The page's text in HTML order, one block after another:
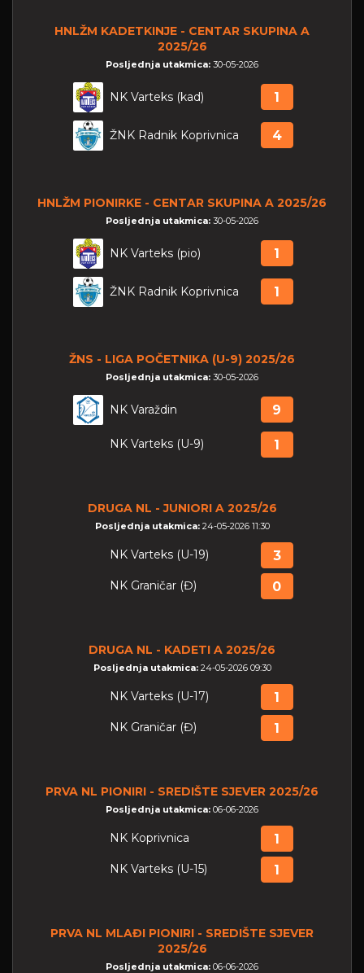
HNLŽM KADETKINJE - CENTAR SKUPINA A
2025/26
Posljednja utakmica: 30-05-2026
NK Varteks (kad) 1
ŽNK Radnik Koprivnica 4
HNLŽM PIONIRKE - CENTAR SKUPINA A 2025/26
Posljednja utakmica: 30-05-2026
NK Varteks (pio) 1
ŽNK Radnik Koprivnica 1
ŽNS - LIGA POČETNIKA (U-9) 2025/26
Posljednja utakmica: 30-05-2026
NK Varaždin 9
NK Varteks (U-9) 1
DRUGA NL - JUNIORI A 2025/26
Posljednja utakmica: 24-05-2026 11:30
NK Varteks (U-19) 3
NK Graničar (Đ) 0
DRUGA NL - KADETI A 2025/26
Posljednja utakmica: 24-05-2026 09:30
NK Varteks (U-17) 1
NK Graničar (Đ) 1
PRVA NL PIONIRI - SREDIŠTE SJEVER 2025/26
Posljednja utakmica: 06-06-2026
NK Koprivnica 1
NK Varteks (U-15) 1
PRVA NL MLAĐI PIONIRI - SREDIŠTE SJEVER
2025/26
Posljednja utakmica: 06-06-2026